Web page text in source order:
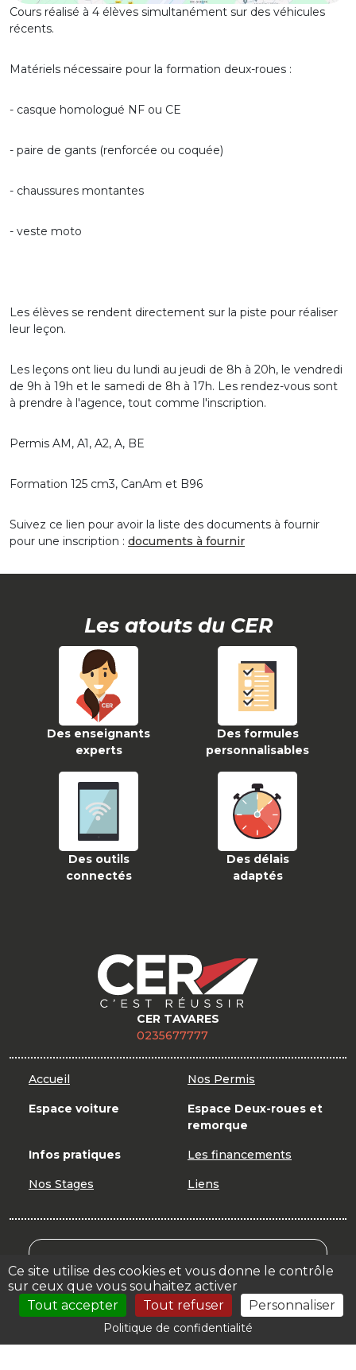
Ce site utilise des cookies et vous donne le contrôle
sur ceux que vous souhaitez activer
Tout accepter
Tout refuser Personnaliser
Politique de confidentialité
Cours réalisé à 4 élèves simultanément sur des véhicules
récents.
Matériels nécessaire pour la formation deux-roues :
- casque homologué NF ou CE
- paire de gants (renforcée ou coquée)
- chaussures montantes
- veste moto
Les élèves se rendent directement sur la piste pour réaliser
leur leçon.
Les leçons ont lieu du lundi au jeudi de 8h à 20h, le vendredi
de 9h à 19h et le samedi de 8h à 17h. Les rendez-vous sont
à prendre à l'agence, tout comme l'inscription.
Permis AM, A1, A2, A, BE
Formation 125 cm3, CanAm et B96
Suivez ce lien pour avoir la liste des documents à fournir
pour une inscription : documents à fournir
Les atouts du CER
Des enseignants
experts
Des formules
personnalisables
Des outils
connectés
Des délais
adaptés
CER TAVARES
0235677777
Accueil Nos Permis
Espace voiture
Espace Deux-roues et
remorque
Infos pratiques Les financements
Nos Stages Liens
Votre espace